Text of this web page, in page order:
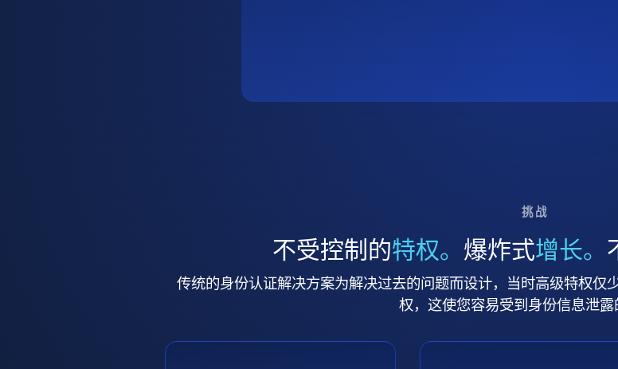
挑战
不受控制的特权。 爆炸式增长。
传统的身份认证解决方案为解决过去的问题而设计，当时高级特权仅
权，这使您容易受到身份信息泄露